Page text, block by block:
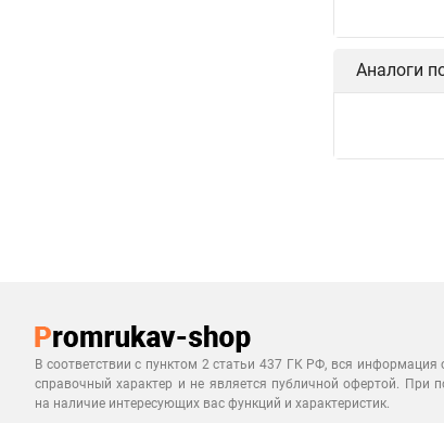
Аналоги
В соответствии с пунктом 2 статьи 437 ГК РФ, вся информация
справочный характер и не является публичной офертой. При
на наличие интересующих вас функций и характеристик.